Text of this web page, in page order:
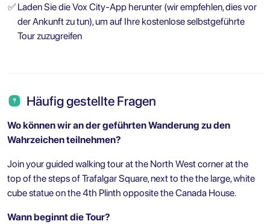
✅ Laden Sie die Vox City-App herunter (wir empfehlen, dies vor
der Ankunft zu tun), um auf Ihre kostenlose selbstgeführte
Tour zuzugreifen
Häufig gestellte Fragen
Wo können wir an der geführten Wanderung zu den
Wahrzeichen teilnehmen?
Join your guided walking tour at the North West corner at the
top of the steps of Trafalgar Square, next to the the large, white
cube statue on the 4th Plinth opposite the Canada House.
Wann beginnt die Tour?